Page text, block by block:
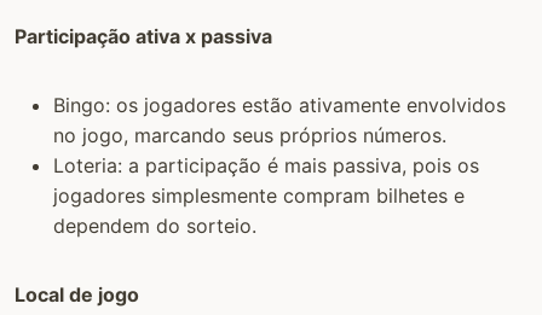
Participação ativa x passiva
Bingo: os jogadores estão ativamente envolvidos
no jogo, marcando seus próprios números.
Loteria: a participação é mais passiva, pois os
jogadores simplesmente compram bilhetes e
dependem do sorteio.
Local de jogo